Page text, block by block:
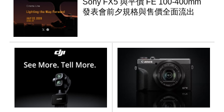
發表會前夕規格與售價全面流出